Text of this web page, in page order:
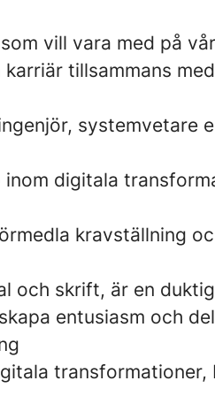
vill vara med på vår
tillsammans
systemvetare
digitala
kravställning
och skrift, är en duktig
entusiasm och
transformationer,